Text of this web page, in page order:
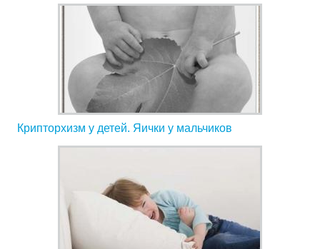
Крипторхизм у детей. Яички у мальчиков